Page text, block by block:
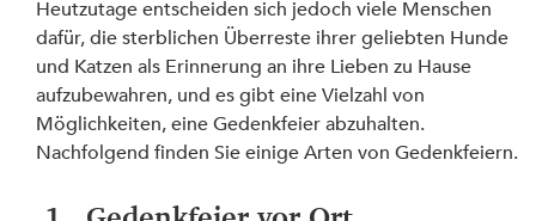
Heutzutage entscheiden sich jedoch viele Menschen
dafür, die sterblichen Überreste ihrer geliebten Hunde
und Katzen als Erinnerung an ihre Lieben zu Hause
aufzubewahren, und es gibt eine Vielzahl von
Möglichkeiten, eine Gedenkfeier abzuhalten.
Nachfolgend finden Sie einige Arten von Gedenkfeiern.